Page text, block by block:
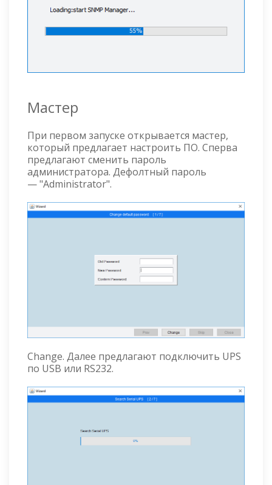
Мастер
При первом запуске открывается мастер,
который предлагает настроить ПО. Сперва
предлагают сменить пароль
администратора. Дефолтный пароль
— "Administrator".
Change. Далее предлагают подключить UPS
по USB или RS232.